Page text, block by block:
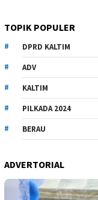
TOPIK POPULER
DPRD KALTIM
ADV
KALTIM
PILKADA 2024
BERAU
ADVERTORIAL